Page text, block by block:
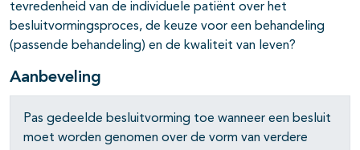
tevredenheid van de individuele patiënt over het
besluitvormingsproces, de keuze voor een behandeling
(passende behandeling) en de kwaliteit van leven?
Aanbeveling
Pas gedeelde besluitvorming toe wanneer een besluit
moet worden genomen over de vorm van verdere